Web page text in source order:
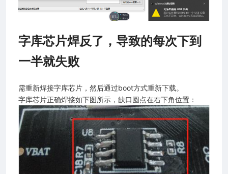
字库芯片焊反了，导致的每次下到
一半就失败
需重新焊接字库芯片，然后通过boot方式重新下载。
字库芯片正确焊接如下图所示，缺口圆点在右下角位置：